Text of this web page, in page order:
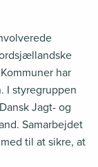
har
I styregruppen
Jagt- og
Samarbejdet
til at sikre, at